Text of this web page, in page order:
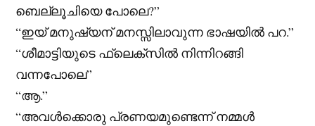
ബെല്ലൂചിയെ പോലെ?”
“ഇയ് മനുഷ്യന് മനസ്സിലാവുന്ന ഭാഷയിൽ പറ.”
“ശീമാട്ടിയുടെ ഫ്ലെക്സിൽ നിന്നിറങ്ങി
വന്നപോലെ”
“ആ.”
“അവൾക്കൊരു പ്രണയമുണ്ടെന്ന് നമ്മൾ